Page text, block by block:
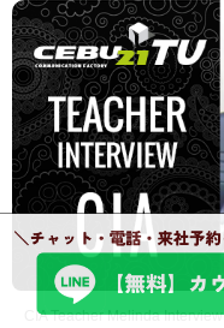
CIA Teacher Melinda Interview